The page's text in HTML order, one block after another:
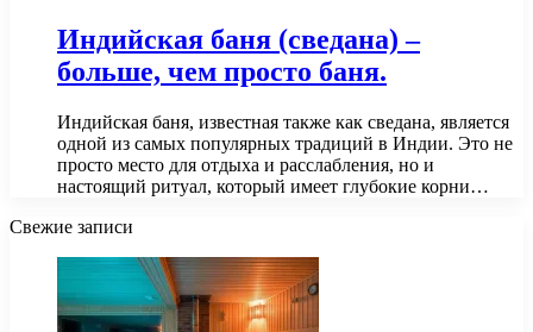
Индийская баня (сведана) –
больше, чем просто баня.
Индийская баня, известная также как сведана, является
одной из самых популярных традиций в Индии. Это не
просто место для отдыха и расслабления, но и
настоящий ритуал, который имеет глубокие корни…
Свежие записи